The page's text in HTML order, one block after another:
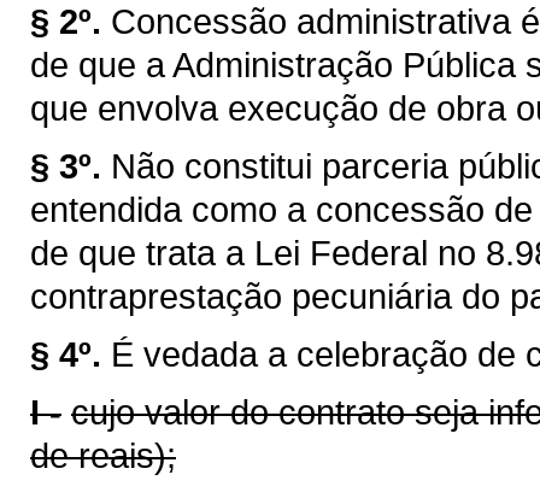
§ 2º. Concessão administrativa
de que a Administração Pública
que envolva execução de obra
§ 3º. Não constitui parceria
entendida como a concessão
de que trata a Lei Federal no
contraprestação pecuniária do
§ 4º. É vedada a celebração de
I - cujo valor do contrato seja
de reais);